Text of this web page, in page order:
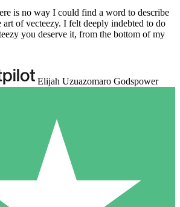
is no way I could find a word to describe
art of vecteezy. I felt deeply indebted to do
you deserve it, from the bottom of my
Elijah Uzuazomaro Godspower